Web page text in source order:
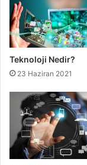
Teknoloji Nedir?
23 Haziran 2021